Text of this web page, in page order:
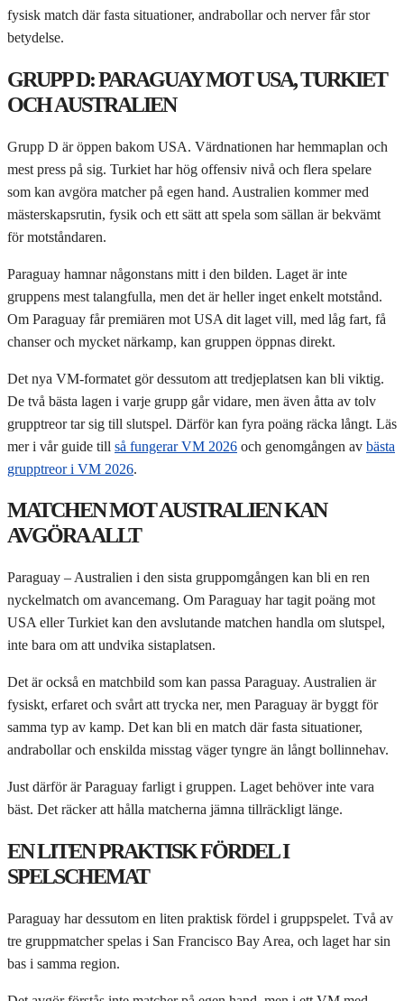
fysisk match där fasta situationer, andrabollar och nerver får stor
betydelse.
GRUPP D: PARAGUAY MOT USA, TURKIET
OCH AUSTRALIEN
Grupp D är öppen bakom USA. Värdnationen har hemmaplan och
mest press på sig. Turkiet har hög offensiv nivå och flera spelare
som kan avgöra matcher på egen hand. Australien kommer med
mästerskapsrutin, fysik och ett sätt att spela som sällan är bekvämt
för motståndaren.
Paraguay hamnar någonstans mitt i den bilden. Laget är inte
gruppens mest talangfulla, men det är heller inget enkelt motstånd.
Om Paraguay får premiären mot USA dit laget vill, med låg fart, få
chanser och mycket närkamp, kan gruppen öppnas direkt.
Det nya VM-formatet gör dessutom att tredjeplatsen kan bli viktig.
De två bästa lagen i varje grupp går vidare, men även åtta av tolv
grupptreor tar sig till slutspel. Därför kan fyra poäng räcka långt. Läs
mer i vår guide till så fungerar VM 2026 och genomgången av bästa
grupptreor i VM 2026.
MATCHEN MOT AUSTRALIEN KAN
AVGÖRA ALLT
Paraguay – Australien i den sista gruppomgången kan bli en ren
nyckelmatch om avancemang. Om Paraguay har tagit poäng mot
USA eller Turkiet kan den avslutande matchen handla om slutspel,
inte bara om att undvika sistaplatsen.
Det är också en matchbild som kan passa Paraguay. Australien är
fysiskt, erfaret och svårt att trycka ner, men Paraguay är byggt för
samma typ av kamp. Det kan bli en match där fasta situationer,
andrabollar och enskilda misstag väger tyngre än långt bollinnehav.
Just därför är Paraguay farligt i gruppen. Laget behöver inte vara
bäst. Det räcker att hålla matcherna jämna tillräckligt länge.
EN LITEN PRAKTISK FÖRDEL I
SPELSCHEMAT
Paraguay har dessutom en liten praktisk fördel i gruppspelet. Två av
tre gruppmatcher spelas i San Francisco Bay Area, och laget har sin
bas i samma region.